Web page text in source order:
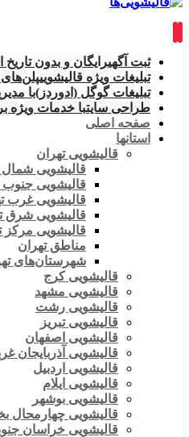
ثبت آگهیرایگان و بدون تاریخ
تبلیغات ویژه قالیشوییپلن‌های
تبلیغات گوگل (ادوردز)با
طراحی سایتبا خدمات ویژه
صفحه اصلی
استانها
قالیشویی تهران
قالیشویی شمال
قالیشویی جنوب
قالیشویی غرب
قالیشویی شرق
قالیشویی مرکز
مناطق تهران
شهرستان‌های
قالیشویی کرج
قالیشویی مشهد
قالیشویی رشت
قالیشویی تبریز
قالیشویی اصفهان
قالیشویی آذربایجان
قالیشویی اردبیل
قالیشویی ایلام
قالیشویی بوشهر
قالیشویی چهارمحال
قالیشویی خراسان